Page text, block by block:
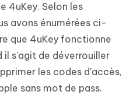
4uKey. Selon les
avons énumérées ci-
que 4uKey fonctionne
il s'agit de déverrouiller
les codes d'accès,
sans mot de pass.